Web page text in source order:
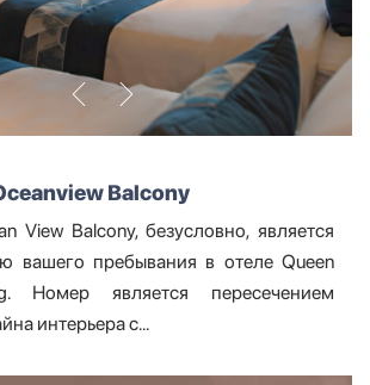
Balcony
View Balcony, безусловно, является
вашего пребывания в отеле Queen
Номер является пересечением
интерьера с...